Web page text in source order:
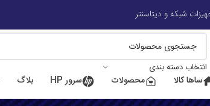
انتخاب دسته بندی
ساها کالا محصولات سرور HP بلاگ